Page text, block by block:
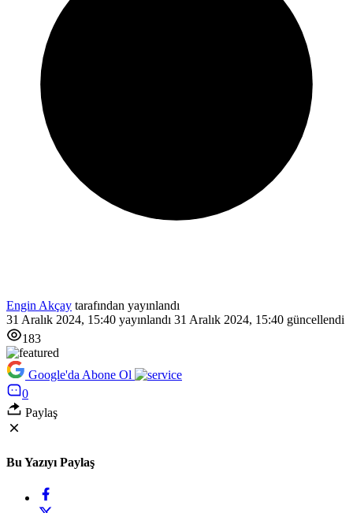
Engin Akçay tarafından yayınlandı
31 Aralık 2024, 15:40 yayınlandı 31 Aralık 2024, 15:40 güncellendi
183
Google'da Abone Ol
0
Paylaş
Bu Yazıyı Paylaş